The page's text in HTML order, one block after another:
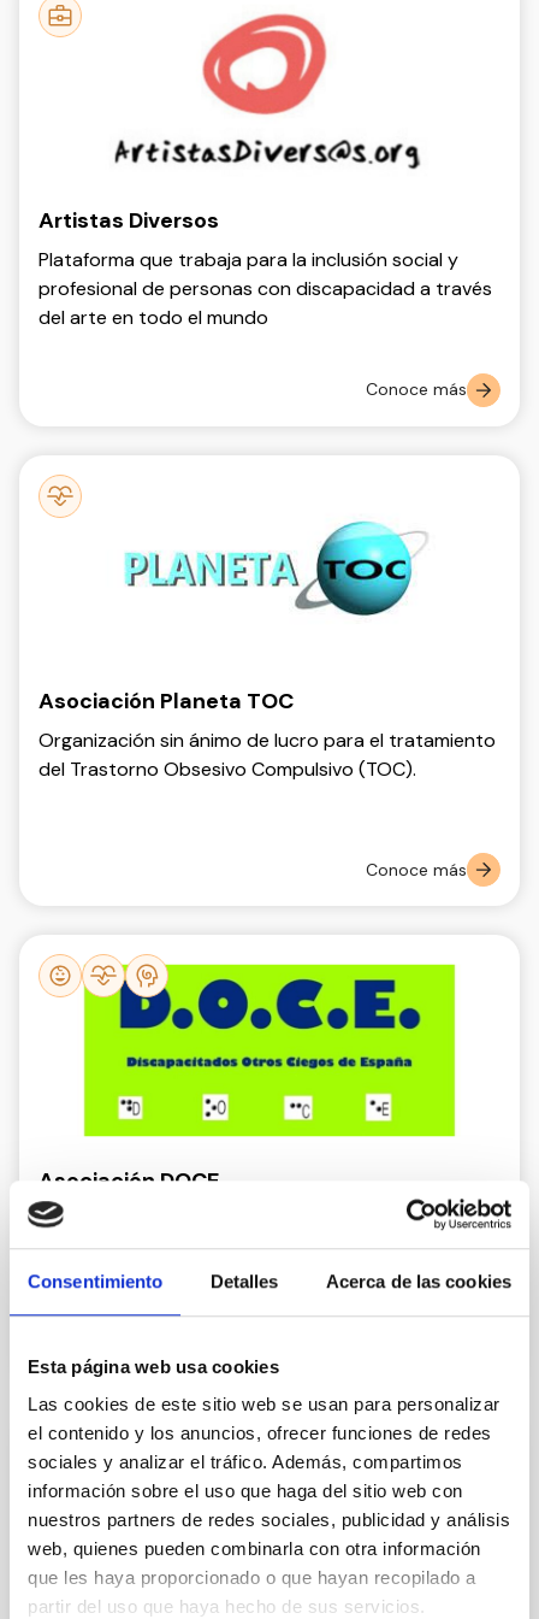
Consentimiento Detalles Acerca de las cookies
Esta página web usa cookies
Las cookies de este sitio web se usan para personalizar
el contenido y los anuncios, ofrecer funciones de redes
sociales y analizar el tráfico. Además, compartimos
información sobre el uso que haga del sitio web con
nuestros partners de redes sociales, publicidad y análisis
web, quienes pueden combinarla con otra información
que les haya proporcionado o que hayan recopilado a
partir del uso que haya hecho de sus servicios.
Artistas Diversos
Plataforma que trabaja para la inclusión social y
profesional de personas con discapacidad a través
del arte en todo el mundo
Conoce más
Asociación Planeta TOC
Organización sin ánimo de lucro para el tratamiento
del Trastorno Obsesivo Compulsivo (TOC).
Conoce más
Asociación DOCE
Para la defensa de la Discapacidad Visual, las
patologías degenerativas de la retina y otras
enfermedades de la vista.